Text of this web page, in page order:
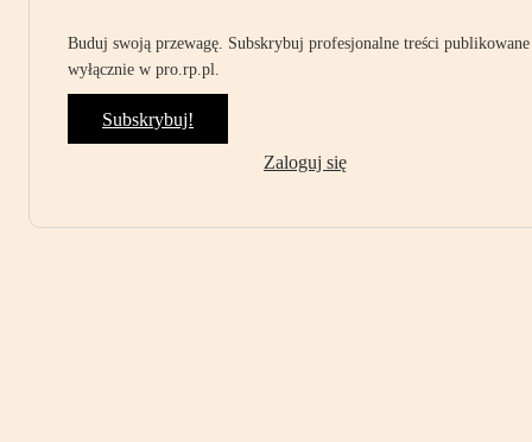
Buduj swoją przewagę. Subskrybuj profesjonalne treści publikowane
wyłącznie w pro.rp.pl.
Subskrybuj!
Zaloguj się